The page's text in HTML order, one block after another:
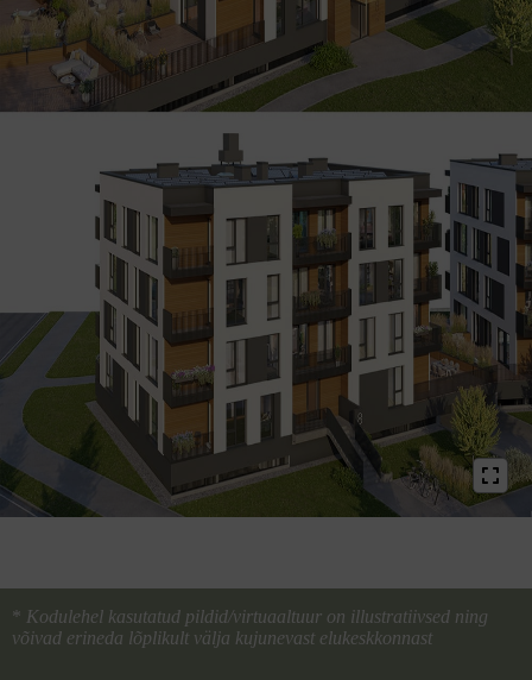
* Kodulehel kasutatud pildid/virtuaaltuur on illustratiivsed ning
võivad erineda lõplikult välja kujunevast elukeskkonnast